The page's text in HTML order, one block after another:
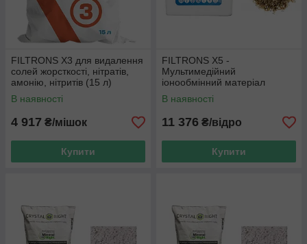
FILTRONS X3 для видалення
солей жорсткості, нітратів,
амонію, нітритів (15 л)
В наявності
4 917 ₴/мішок
Купити
FILTRONS X5 -
Мультимедійний
іонообмінний матеріал
комплексної дії 6 в 1 (25л)
(аналог Ecomix С)
В наявності
11 376 ₴/відро
Купити